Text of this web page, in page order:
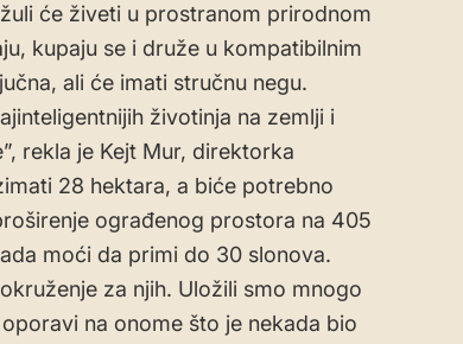
će živeti u prostranom prirodnom
kupaju se i druže u kompatibilnim
ali će imati stručnu negu.
životinja na zemlji i
rekla je Kejt Mur, direktorka
28 hektara, a biće potrebno
ograđenog prostora na 405
moći da primi do 30 slonova.
za njih. Uložili smo mnogo
na onome što je nekada bio